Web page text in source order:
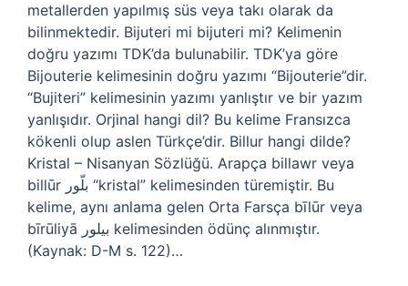
metallerden yapılmış süs veya takı olarak da
bilinmektedir. Bijuteri mi bijuteri mi? Kelimenin
doğru yazımı TDK’da bulunabilir. TDK’ya göre
Bijouterie kelimesinin doğru yazımı “Bijouterie”dir.
“Bujiteri” kelimesinin yazımı yanlıştır ve bir yazım
yanlışıdır. Orjinal hangi dil? Bu kelime Fransızca
kökenli olup aslen Türkçe’dir. Billur hangi dilde?
Kristal – Nisanyan Sözlüğü. Arapça billawr veya
billūr بلّور “kristal” kelimesinden türemiştir. Bu
kelime, aynı anlama gelen Orta Farsça bīlūr veya
bīrūliyā بيلور kelimesinden ödünç alınmıştır.
(Kaynak: D-M s. 122)…